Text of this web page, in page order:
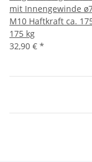
mit Innengewinde
M10 Haftkraft ca.
175 kg
32,90 € *